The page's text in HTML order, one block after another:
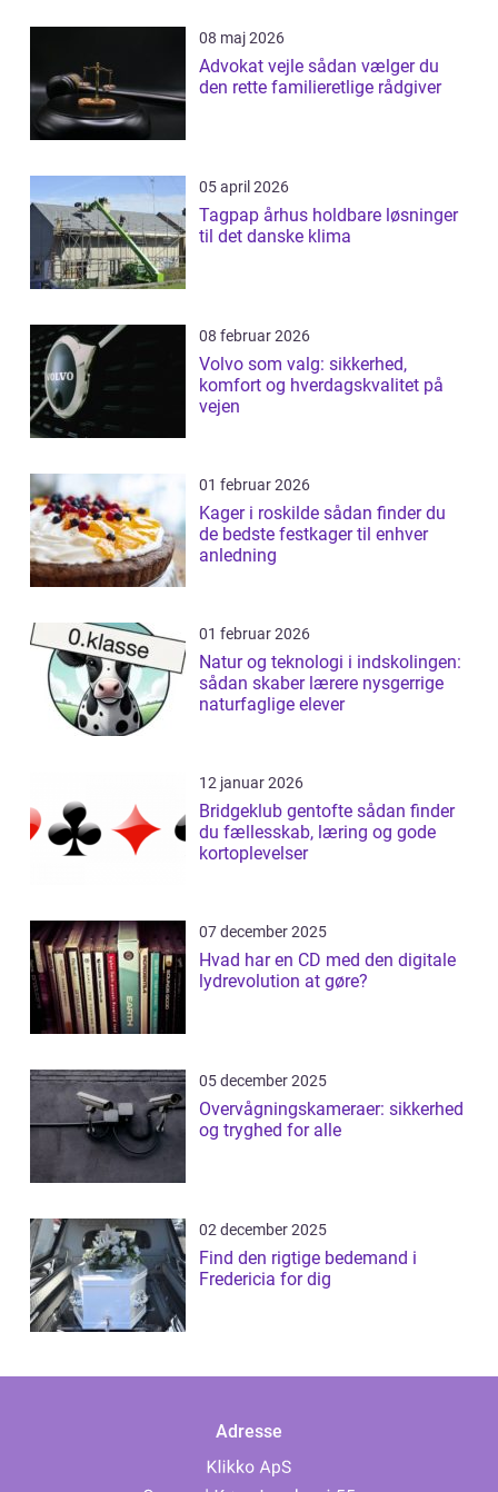
08 maj 2026
Advokat vejle sådan vælger du
den rette familieretlige rådgiver
05 april 2026
Tagpap århus holdbare løsninger
til det danske klima
08 februar 2026
Volvo som valg: sikkerhed,
komfort og hverdagskvalitet på
vejen
01 februar 2026
Kager i roskilde sådan finder du
de bedste festkager til enhver
anledning
01 februar 2026
Natur og teknologi i indskolingen:
sådan skaber lærere nysgerrige
naturfaglige elever
12 januar 2026
Bridgeklub gentofte sådan finder
du fællesskab, læring og gode
kortoplevelser
07 december 2025
Hvad har en CD med den digitale
lydrevolution at gøre?
05 december 2025
Overvågningskameraer: sikkerhed
og tryghed for alle
02 december 2025
Find den rigtige bedemand i
Fredericia for dig
Adresse